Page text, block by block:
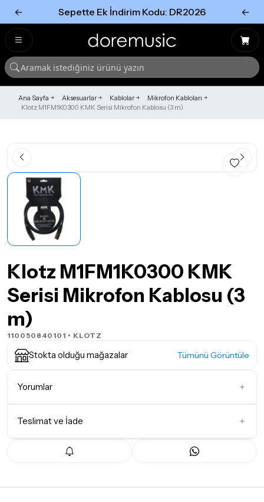
← Sepette Ek İndirim Kodu: DR2026 ←
Ana Sayfa Aksesuarlar Kablolar
Mikrofon Kabloları
Klotz M1FM1K0300 KMK Serisi Mikrofon Kablosu (3 m)
Klotz M1FM1K0300 KMK
Serisi Mikrofon Kablosu (3
m)
110050840101 • KLOTZ
Stokta olduğu mağazalar Tümünü Görüntüle
Yorumlar
Teslimat ve İade
Teslimat Koşulları
Tümünü Gör
Tümünü gör